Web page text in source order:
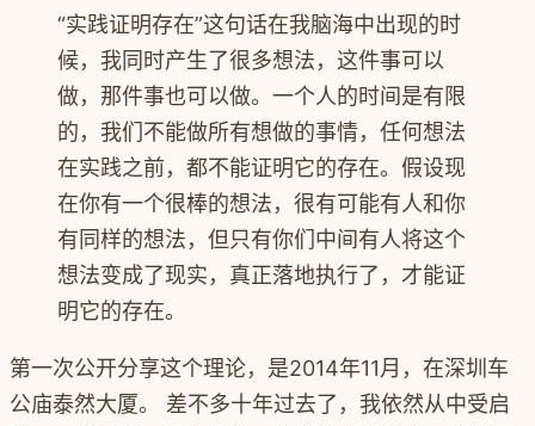
“实践证明存在”这句话在我脑海中出现的时
候，我同时产生了很多想法，这件事可以
做，那件事也可以做。一个人的时间是有限
的，我们不能做所有想做的事情，任何想法
在实践之前，都不能证明它的存在。假设现
在你有一个很棒的想法，很有可能有人和你
有同样的想法，但只有你们中间有人将这个
想法变成了现实，真正落地执行了，才能证
明它的存在。
第一次公开分享这个理论，是2014年11月，在深圳车
公庙泰然大厦。 差不多十年过去了，我依然从中受启